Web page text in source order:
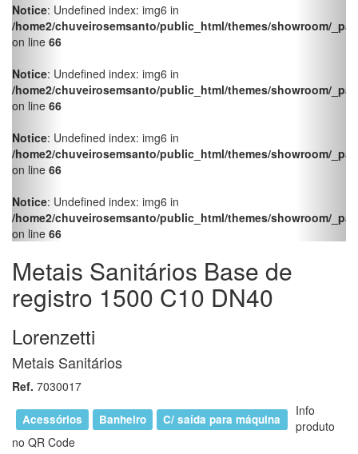
Notice: Undefined index: img6 in
/home2/chuveirosemsanto/public_html/themes/showroom/
on line 66
Notice: Undefined index: img6 in
/home2/chuveirosemsanto/public_html/themes/showroom/
on line 66
Notice: Undefined index: img6 in
/home2/chuveirosemsanto/public_html/themes/showroom/
on line 66
Notice: Undefined index: img6 in
/home2/chuveirosemsanto/public_html/themes/showroom/
on line 66
Metais Sanitários Base de
registro 1500 C10 DN40
Lorenzetti
Metais Sanitários
Ref. 7030017
Acessórios Banheiro C/ saída para máquina
Info
produto
no QR Code